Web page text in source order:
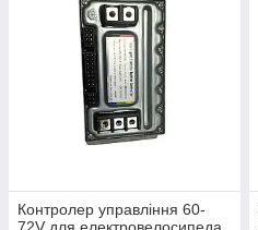
Контролер управління 60-